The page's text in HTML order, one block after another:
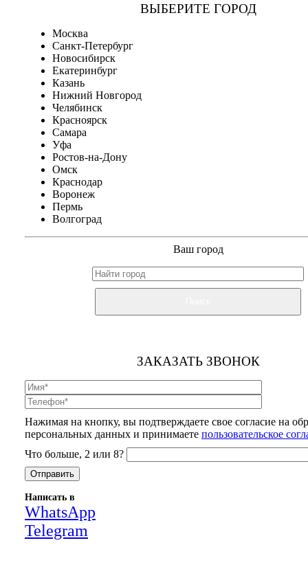
ВЫБЕРИТЕ ГОРОД
Москва
Санкт-Петербург
Новосибирск
Екатеринбург
Казань
Нижний Новгород
Челябинск
Красноярск
Самара
Уфа
Ростов-на-Дону
Омск
Краснодар
Воронеж
Пермь
Волгоград
Ваш город
ЗАКАЗАТЬ ЗВОНОК
Нажимая на кнопку, вы подтверждаете свое согласие на
персональных данных и принимаете пользовательское
Что больше, 2 или 8?
Написать в
WhatsApp
Telegram